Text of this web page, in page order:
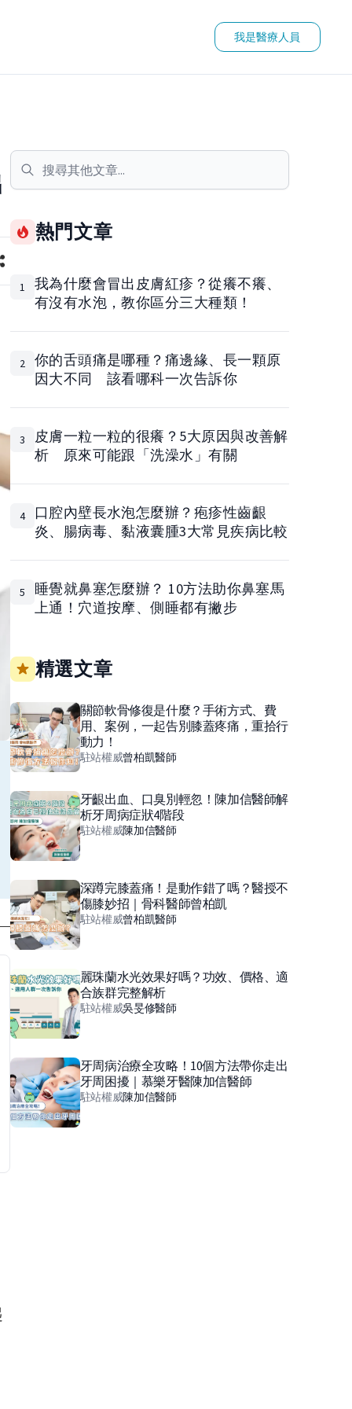
我是醫療人員
熱門文章
1
我為什麼會冒出皮膚紅疹？從癢不癢、
有沒有水泡，教你區分三大種類！
2
你的舌頭痛是哪種？痛邊緣、長一顆原
因大不同 該看哪科一次告訴你
3
皮膚一粒一粒的很癢？5大原因與改善解
析 原來可能跟「洗澡水」有關
4
口腔內壁長水泡怎麼辦？疱疹性齒齦
炎、腸病毒、黏液囊腫3大常見疾病比較
5
睡覺就鼻塞怎麼辦？ 10方法助你鼻塞馬
上通！穴道按摩、側睡都有撇步
精選文章
關節軟骨修復是什麼？手術方式、費
用、案例，一起告別膝蓋疼痛，重拾行
動力！
駐站權威曾柏凱醫師
牙齦出血、口臭別輕忽！陳加信醫師解
析牙周病症狀4階段
駐站權威陳加信醫師
深蹲完膝蓋痛！是動作錯了嗎？醫授不
傷膝妙招｜骨科醫師曾柏凱
駐站權威曾柏凱醫師
麗珠蘭水光效果好嗎？功效、價格、適
合族群完整解析
駐站權威吳旻修醫師
牙周病治療全攻略！10個方法帶你走出
牙周困擾｜慕樂牙醫陳加信醫師
駐站權威陳加信醫師